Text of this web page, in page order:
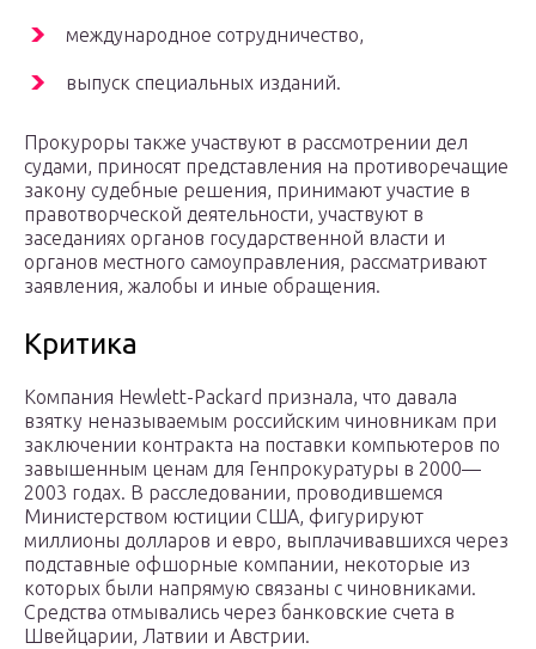
международное сотрудничество,
выпуск специальных изданий.
Прокуроры также участвуют в рассмотрении дел
судами, приносят представления на противоречащие
закону судебные решения, принимают участие в
правотворческой деятельности, участвуют в
заседаниях органов государственной власти и
органов местного самоуправления, рассматривают
заявления, жалобы и иные обращения.
Критика
Компания Hewlett-Packard признала, что давала
взятку неназываемым российским чиновникам при
заключении контракта на поставки компьютеров по
завышенным ценам для Генпрокуратуры в 2000—
2003 годах. В расследовании, проводившемся
Министерством юстиции США, фигурируют
миллионы долларов и евро, выплачивавшихся через
подставные офшорные компании, некоторые из
которых были напрямую связаны с чиновниками.
Средства отмывались через банковские счета в
Швейцарии, Латвии и Австрии.